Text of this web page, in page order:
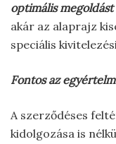
optimális
akár az alaprajz
speciális
Fontos az
A szerződéses
kidolgozása is